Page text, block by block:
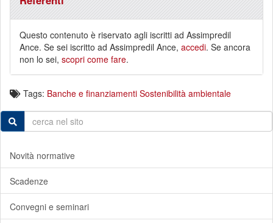
Questo contenuto è riservato agli iscritti ad Assimpredil
Ance. Se sei iscritto ad Assimpredil Ance, accedi. Se ancora
non lo sei, scopri come fare.
Tags: Banche e finanziamenti Sostenibilità ambientale
Novità normative
Scadenze
Convegni e seminari